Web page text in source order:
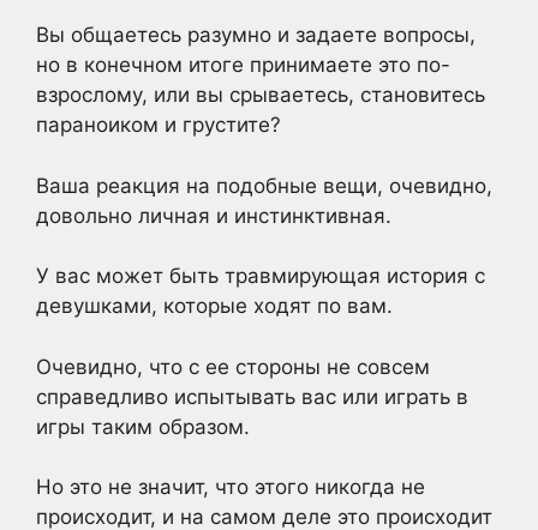
Вы общаетесь разумно и задаете вопросы,
но в конечном итоге принимаете это по-
взрослому, или вы срываетесь, становитесь
параноиком и грустите?
Ваша реакция на подобные вещи, очевидно,
довольно личная и инстинктивная.
У вас может быть травмирующая история с
девушками, которые ходят по вам.
Очевидно, что с ее стороны не совсем
справедливо испытывать вас или играть в
игры таким образом.
Но это не значит, что этого никогда не
происходит, и на самом деле это происходит